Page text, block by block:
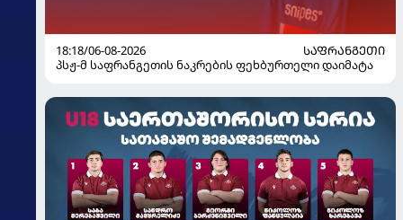
18:18/06-08-2026
ᲡᲐᲤᲠᲐᲜᲒᲔᲗᲘ
პსჟ-მ საფრანგეთის ნაკრების ფეხბურთელი დაიმატა